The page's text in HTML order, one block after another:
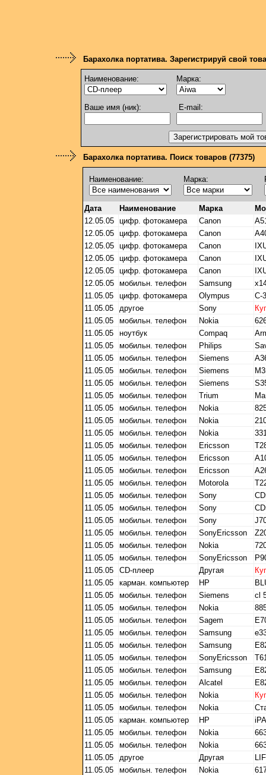
Барахолка портатива. Зарегистрируй свой
Наименование: Марка:
Ваше имя (ник): E-mail:
Барахолка портатива. Поиск товаров (77375)
Наименование: Марка:
Дата Наименование Марка
12.05.05 цифр. фотокамера Canon
12.05.05 цифр. фотокамера Canon
12.05.05 цифр. фотокамера Canon
12.05.05 цифр. фотокамера Canon
12.05.05 цифр. фотокамера Canon
12.05.05 мобильн. телефон Samsung
11.05.05
цифр. фотокамера Olympus
C-
11.05.05
другое Sony
11.05.05
мобильн. телефон Nokia
11.05.05
ноутбук Compaq
11.05.05
мобильн. телефон Philips
11.05.05
мобильн. телефон Siemens
11.05.05
мобильн. телефон Siemens
11.05.05
мобильн. телефон Siemens
11.05.05
мобильн. телефон Trium
11.05.05
мобильн. телефон Nokia
11.05.05
мобильн. телефон Nokia
11.05.05
мобильн. телефон Nokia
11.05.05
мобильн. телефон Ericsson
11.05.05
мобильн. телефон Ericsson
11.05.05
мобильн. телефон Ericsson
11.05.05
мобильн. телефон Motorola
11.05.05
мобильн. телефон Sony
11.05.05
мобильн. телефон Sony
11.05.05
мобильн. телефон Sony
11.05.05
мобильн. телефон SonyEricsson
11.05.05
мобильн. телефон Nokia
11.05.05
мобильн. телефон SonyEricsson
11.05.05
CD-плеер Другая
11.05.05
карман. компьютер HP
11.05.05
мобильн. телефон Siemens
cl
11.05.05
мобильн. телефон Nokia
11.05.05
мобильн. телефон Sagem
11.05.05
мобильн. телефон Samsung
11.05.05
мобильн. телефон Samsung
11.05.05
мобильн. телефон SonyEricsson
11.05.05
мобильн. телефон Samsung
11.05.05
мобильн. телефон Alcatel
11.05.05
мобильн. телефон Nokia
11.05.05
мобильн. телефон Nokia
11.05.05
карман. компьютер HP
11.05.05
мобильн. телефон Nokia
11.05.05
мобильн. телефон Nokia
11.05.05
другое Другая
11.05.05
мобильн. телефон Nokia